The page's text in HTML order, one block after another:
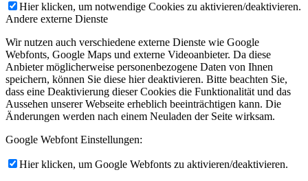
Hier klicken, um notwendige Cookies zu aktivieren/deaktivieren.
Andere externe Dienste
Wir nutzen auch verschiedene externe Dienste wie Google
Webfonts, Google Maps und externe Videoanbieter. Da diese
Anbieter möglicherweise personenbezogene Daten von Ihnen
speichern, können Sie diese hier deaktivieren. Bitte beachten Sie,
dass eine Deaktivierung dieser Cookies die Funktionalität und das
Aussehen unserer Webseite erheblich beeinträchtigen kann. Die
Änderungen werden nach einem Neuladen der Seite wirksam.
Google Webfont Einstellungen:
Hier klicken, um Google Webfonts zu aktivieren/deaktivieren.